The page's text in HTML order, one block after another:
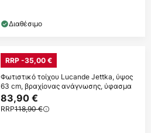
Διαθέσιμο
RRP -35,00 €
Φωτιστικό τοίχου Lucande Jettka, ύψος
63 cm, βραχίονας ανάγνωσης, ύφασμα
83,90 €
RRP118,90 €